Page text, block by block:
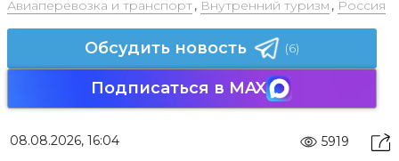
Авиаперевозка и транспорт, Внутренний туризм , Россия
Обсудить новость (6)
Подписаться в MAX
08.08.2026, 16:04 5919